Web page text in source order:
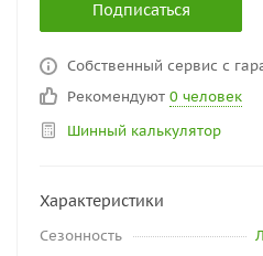
Подписаться
Собственный сервис с
Рекомендуют 0 человек
Шинный калькулятор
Характеристики
Сезонность